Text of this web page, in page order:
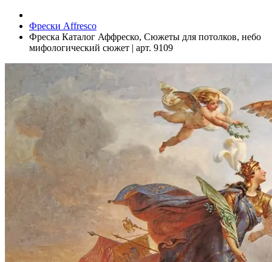
Фрески Affresco
Фреска Каталог Аффреско, Сюжеты для потолков, небо
мифологический сюжет | арт. 9109